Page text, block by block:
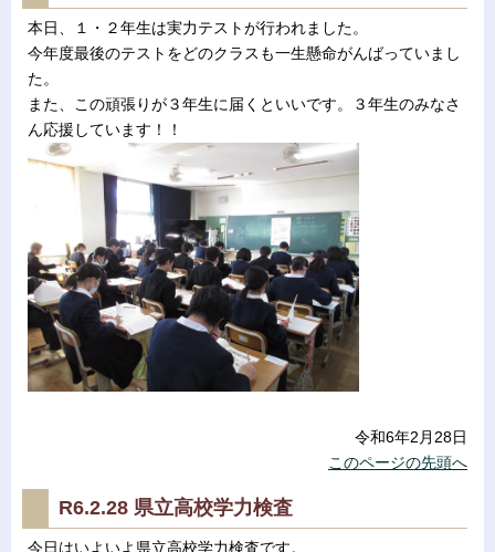
本日、１・２年生は実力テストが行われました。
今年度最後のテストをどのクラスも一生懸命がんばっていまし
た。
また、この頑張りが３年生に届くといいです。３年生のみなさ
ん応援しています！！
令和6年2月28日
このページの先頭へ
R6.2.28 県立高校学力検査
今日はいよいよ県立高校学力検査です。